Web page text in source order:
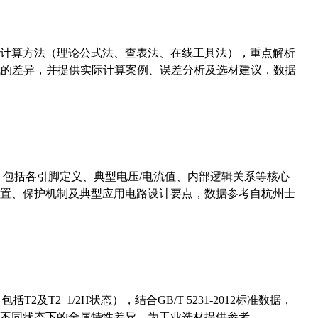
算方法（理论公式法、查表法、在线工具法），重点解析
差异，并提供实际计算案例、误差分析及选材建议，数据
括各引脚定义、典型电压/电流值、内部逻辑关系等核心
、保护机制及典型应用电路设计要点，数据参考自杭州士
T2及T2_1/2H状态），结合GB/T 5231-2012标准数据，